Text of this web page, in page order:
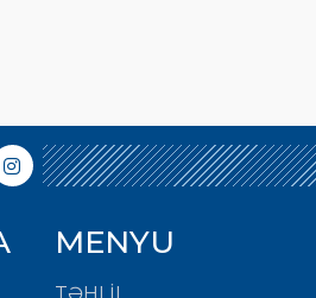
MENYU
TƏHLİL